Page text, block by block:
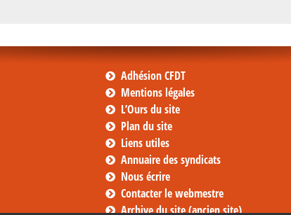
Adhésion CFDT
Mentions légales
L’Ours du site
Plan du site
Liens utiles
Annuaire des syndicats
Nous écrire
Contacter le webmestre
Archive du site (ancien site)